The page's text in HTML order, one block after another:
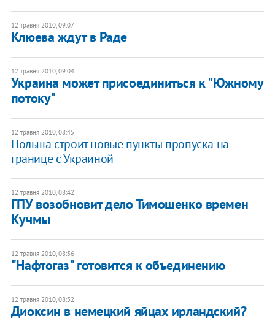
12 травня 2010, 09:07
Клюева ждут в Раде
12 травня 2010, 09:04
Украина может присоединиться к "Южному
потоку"
12 травня 2010, 08:45
Польша строит новые пункты пропуска на
границе с Украиной
12 травня 2010, 08:42
ГПУ возобновит дело Тимошенко времен
Кучмы
12 травня 2010, 08:36
"Нафтогаз" готовится к объединению
12 травня 2010, 08:32
Диоксин в немецкий яйцах ирландский?